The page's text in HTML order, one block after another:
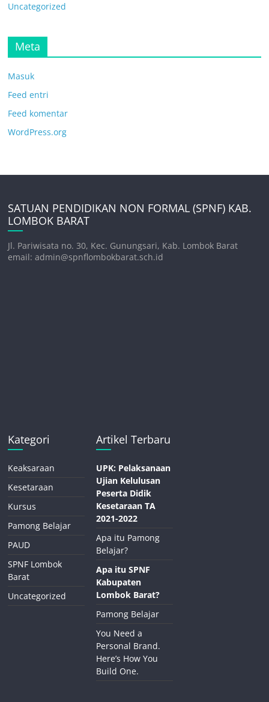
Uncategorized
Meta
Masuk
Feed entri
Feed komentar
WordPress.org
SATUAN PENDIDIKAN NON FORMAL (SPNF) KAB.
LOMBOK BARAT
Jl. Pariwisata no. 30, Kec. Gunungsari, Kab. Lombok Barat
email: admin@spnflombokbarat.sch.id
Kategori
Keaksaraan
Kesetaraan
Kursus
Pamong Belajar
PAUD
SPNF Lombok
Barat
Uncategorized
Artikel Terbaru
UPK: Pelaksanaan
Ujian Kelulusan
Peserta Didik
Kesetaraan TA
2021-2022
Apa itu Pamong
Belajar?
Apa itu SPNF
Kabupaten
Lombok Barat?
Pamong Belajar
You Need a
Personal Brand.
Here’s How You
Build One.